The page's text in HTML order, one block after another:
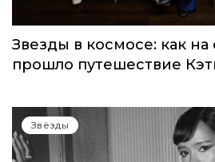
Звезды в космосе: как
прошло путешествие
Звёзды